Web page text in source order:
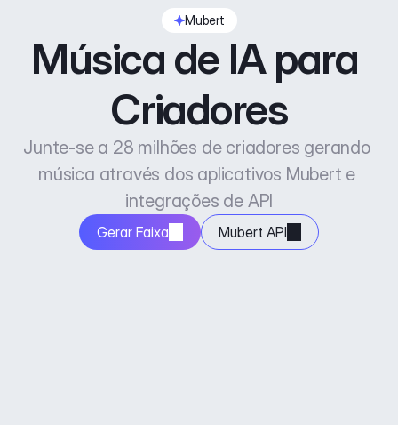
Mubert
Música de IA para
Criadores
Junte-se a 28 milhões de criadores gerando
música através dos aplicativos Mubert e
integrações de API
Gerar Faixa Mubert API